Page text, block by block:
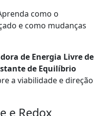
como o
e como mudanças
de Energia Livre de
de Equilíbrio
a viabilidade e direção
e Redox